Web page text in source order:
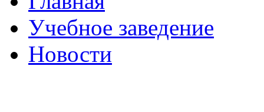
Учебное заведение
Новости